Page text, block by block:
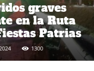
graves
en la Ruta
Patrias
1300